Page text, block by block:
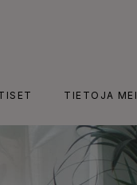
TIETOJA